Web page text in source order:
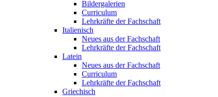
Bildergalerien
Curriculum
Lehrkräfte der Fachschaft
Italienisch
Neues aus der Fachschaft
Lehrkräfte der Fachschaft
Latein
Neues aus der Fachschaft
Curriculum
Lehrkräfte der Fachschaft
Griechisch